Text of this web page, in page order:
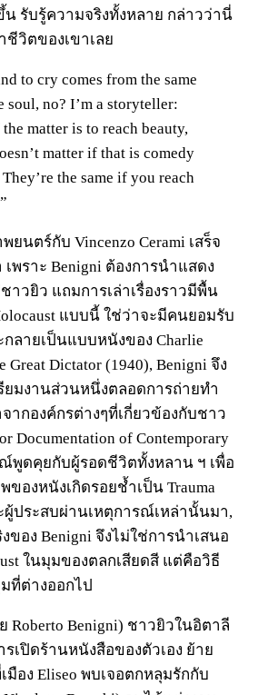
น รับรู้ความจริงทั้งหลาย กล่าวว่านี่
วิตของเขาเลย
to cry comes from the same
soul, no? I’m a storyteller:
matter is to reach beauty,
matter if that is comedy
the same if you reach
นตร์กับ Vincenzo Cerami เสร็จ
พราะ Benigni ต้องการนำแสดง
าวยิว แถมการเล่าเรื่องราวมีพื้น
แบบนี้ ใช่ว่าจะมีคนยอมรับ
ลายเป็นแบบหนังของ Charlie
Great Dictator (1940), Benigni จึง
ยมงานส่วนหนึ่งตลอดการถ่ายทำ
ากองค์กรต่างๆที่เกี่ยวข้องกับชาว
Documentation of Contemporary
พูดคุยกับผู้รอดชีวิตทั้งหลาน ฯ เพื่อ
ของหนังเกิดรอยช้ำเป็น Trauma
ผู้ประสบผ่านเหตุการณ์เหล่านั้นมา,
ของ Benigni จึงไม่ใช่การนำเสนอ
ในมุมของตลกเสียดสี แต่คือวิธี
ที่ต่างออกไป
Roberto Benigni) ชาวยิวในอิตาลี
เปิดร้านหนังสือของตัวเอง ย้าย
มือง Eliseo พบเจอตกหลุมรักกับ